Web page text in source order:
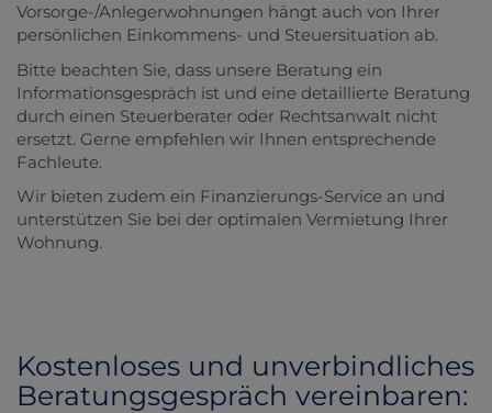
Vorsorge-/Anlegerwohnungen hängt auch von Ihrer
persönlichen Einkommens- und Steuersituation ab.
Bitte beachten Sie, dass unsere Beratung ein
Informationsgespräch ist und eine detaillierte Beratung
durch einen Steuerberater oder Rechtsanwalt nicht
ersetzt. Gerne empfehlen wir Ihnen entsprechende
Fachleute.
Wir bieten zudem ein Finanzierungs-Service an und
unterstützen Sie bei der optimalen Vermietung Ihrer
Wohnung.
Kostenloses und unverbindliches
Beratungsgespräch vereinbaren: